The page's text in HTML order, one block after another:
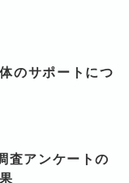
のサポートにつ
査アンケートの